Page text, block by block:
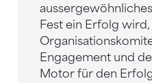
Fest ein Erfolg
Engagement und
Motor für den